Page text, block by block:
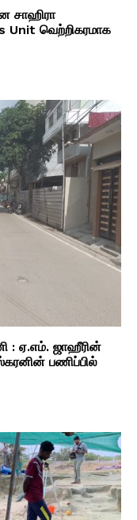
சாஹிரா
Unit வெற்றிகரமாக
: ஏ.எம். ஜாஹீரின்
பணிப்பில்